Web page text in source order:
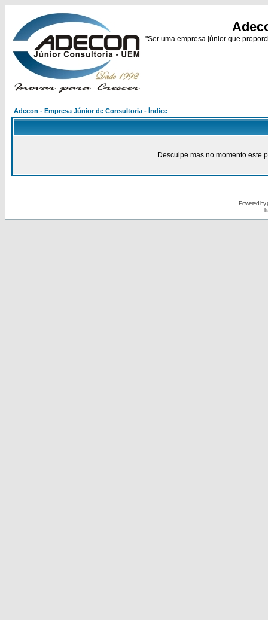
"Ser uma empresa júnior que
Adecon - Empresa Júnior de Consultoria - Índice
Desculpe mas no momento este
Powered by